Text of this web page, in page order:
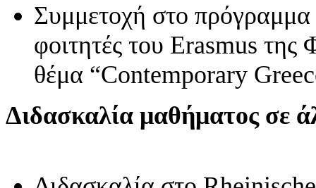
Συμμετοχή στο πρόγραμμα
φοιτητές του Erasmus
θέμα “Contemporary
Διδασκαλία μαθήματος σε